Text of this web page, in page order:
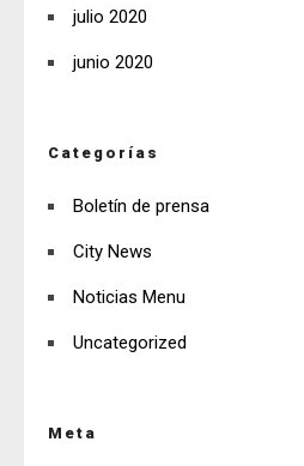
julio 2020
junio 2020
Categorías
Boletín de prensa
City News
Noticias Menu
Uncategorized
Meta